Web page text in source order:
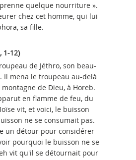
quelque nourriture ».
chez cet homme, qui lui
sa fille.
1-12)
de Jéthro, son beau-
Il mena le troupeau au-delà
de Dieu, à Horeb.
en flamme de feu, du
vit, et voici, le buisson
ne se consumait pas.
un détour pour considérer
pourquoi le buisson ne se
vit qu'il se détournait pour